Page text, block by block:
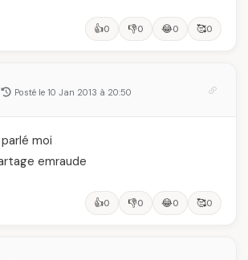
👍0 👎0 😂0 🥰0
Posté le 10 Jan 2013 à 20:50
moi
emraude
👍0 👎0 😂0 🥰0